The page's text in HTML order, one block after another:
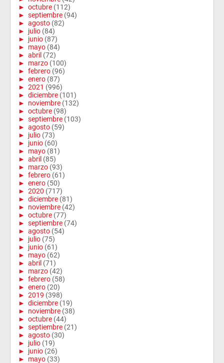
► octubre (112)
► septiembre (94)
► agosto (82)
► julio (84)
► junio (87)
► mayo (84)
► abril (72)
► marzo (100)
► febrero (96)
► enero (87)
► 2021 (996)
► diciembre (101)
► noviembre (132)
► octubre (98)
► septiembre (103)
► agosto (59)
► julio (73)
► junio (60)
► mayo (81)
► abril (85)
► marzo (93)
► febrero (61)
► enero (50)
► 2020 (717)
► diciembre (81)
► noviembre (42)
► octubre (77)
► septiembre (74)
► agosto (54)
► julio (75)
► junio (61)
► mayo (62)
► abril (71)
► marzo (42)
► febrero (58)
► enero (20)
► 2019 (398)
► diciembre (19)
► noviembre (38)
► octubre (44)
► septiembre (21)
► agosto (30)
► julio (19)
► junio (26)
► mayo (33)